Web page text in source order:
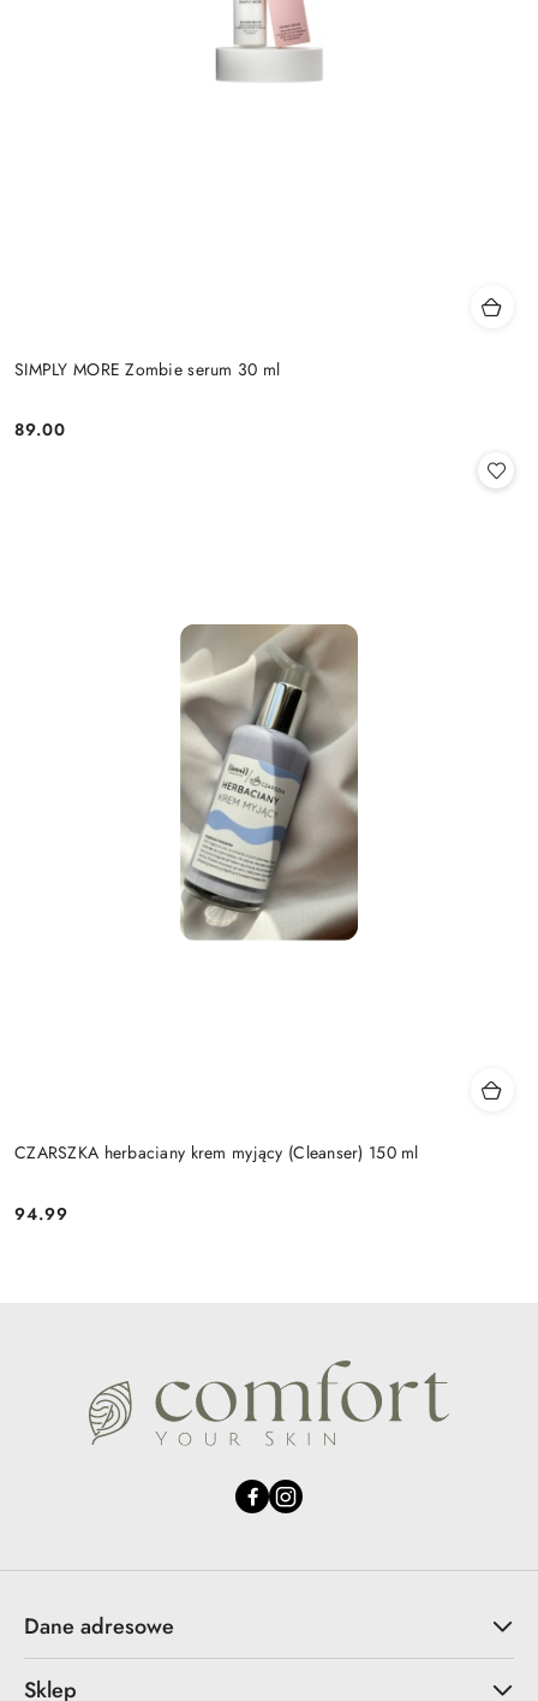
SIMPLY MORE Zombie serum 30 ml
Cena:
89.00
CZARSZKA herbaciany krem myjący (Cleanser) 150 ml
Cena:
94.99
Dane adresowe
Sklep